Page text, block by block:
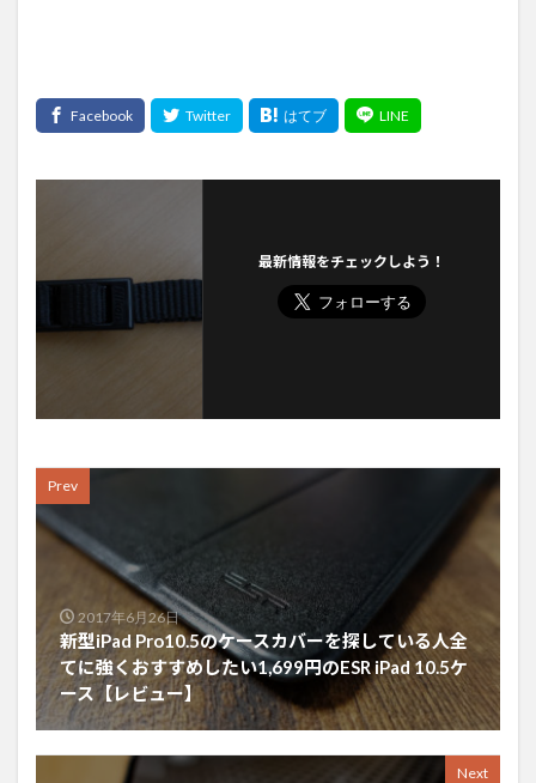
最新情報をチェックしよう！
Prev
2017年6月26日
新型iPad Pro10.5のケースカバーを探している人全
てに強くおすすめしたい1,699円のESR iPad 10.5ケ
ース【レビュー】
Next